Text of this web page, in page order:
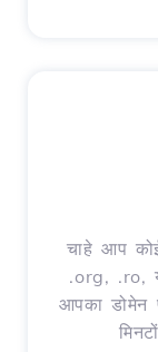
चाहे आप
.org, .ro,
आपका डोमेन